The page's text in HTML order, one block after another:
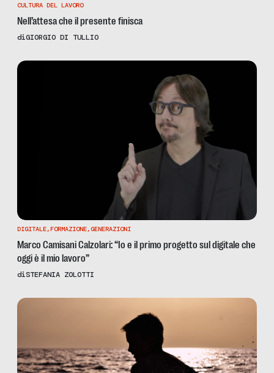
CULTURA DEL LAVORO
Nell’attesa che il presente finisca
diGIORGIO DI TULLIO
DIGITALE,FORMAZIONE,GENERAZIONI
Marco Camisani Calzolari: “Io e il primo progetto sul digitale che
oggi è il mio lavoro”
diSTEFANIA ZOLOTTI